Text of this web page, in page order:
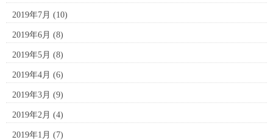
2019年7月 (10)
2019年6月 (8)
2019年5月 (8)
2019年4月 (6)
2019年3月 (9)
2019年2月 (4)
2019年1月 (7)